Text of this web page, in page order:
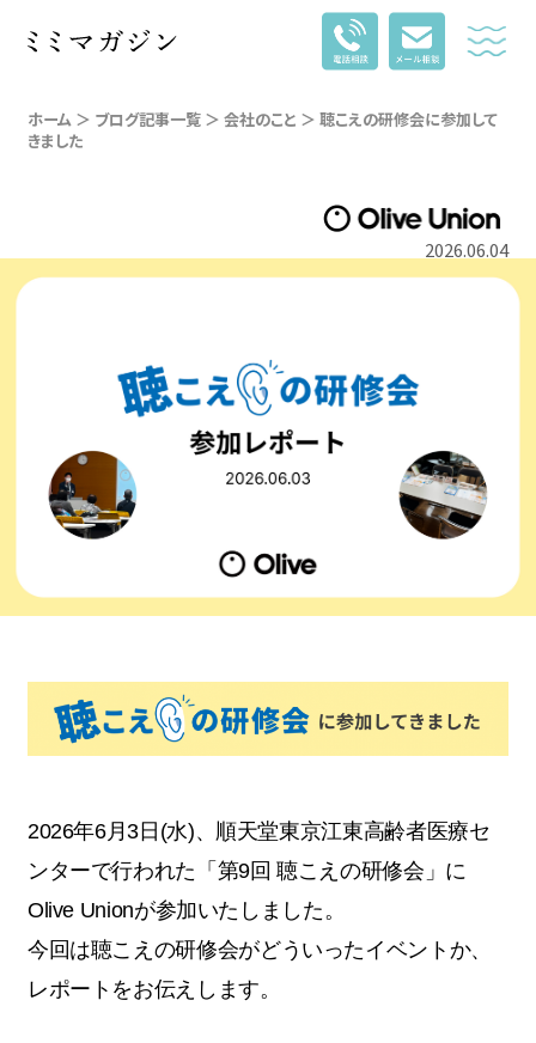
ホーム＞ ブログ記事一覧＞ 会社のこと ＞ 聴こえの研修会に参加して
きました
2026.06.04
2026年6月3日(水)、順天堂東京江東高齢者医療セ
ンターで行われた「第9回 聴こえの研修会」に
Olive Unionが参加いたしました。
今回は聴こえの研修会がどういったイベントか、
レポートをお伝えします。